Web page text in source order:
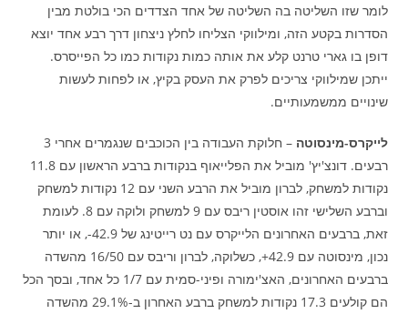
לומר שזו השליטה בה השליטה של אחד הצדדים הכי בולטת מבין
הסדרות בקטע הזה, ומילווקי הצליחו לחלץ ניצחון דרך רבע אחד יוצא
דופן בו גארי טרנט קלע את אותה כמות נקודות כמו כל הפייסרס.
ייתכן שמילווקי צריכים לפרק את העסק בקיץ, או לפחות לעשות
שינויים ממשמעותיים.
לייקרס-מינסוטה
– חלוקת העבודה בין הכוכבים שנגמרים אחרי 3
רבעים. דונצ'יץ' מוביל את הפלייאוף בנקודות ברבע הראשון עם 11.8
נקודות למשחק, לברון מוביל את הרבע השני עם 12 נקודות למשחק
וברבע השלישי זהו אוסטין ריבס עם 9 למשחק ולוקה עם 8. לעומת
זאת, ברבעים האחרונים הלייקרס עם נט רייטינג של 42.9-, או יותר
נכון, מינסוטה עם 42.9+, כשלוקה, לברון וריבס עם 16/50 מהשדה
ברבעים האחרונים, האצ'ימורה ופיני-סמית עם 1/7 כל אחד, ובסך הכל
הם קולעים 17.3 נקודות למשחק ברבע האחרון ב-29.1% מהשדה